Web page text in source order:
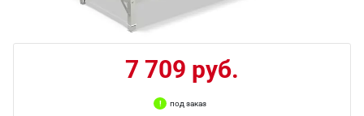
7 709 руб.
под заказ